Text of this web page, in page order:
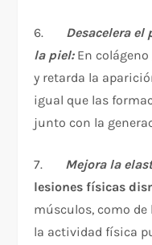
6. Desacelera el
la piel:En colágeno
y retarda la
igual que las
junto con la
7. Mejora la
lesiones físicas
músculos, como
la actividad física